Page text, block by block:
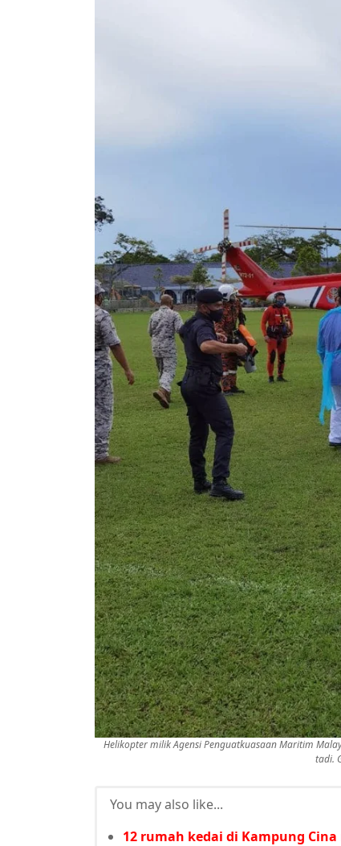
Helikopter milik Agensi Penguatkuasaan Maritim
tadi.
You may also like...
12 rumah kedai di Kampung